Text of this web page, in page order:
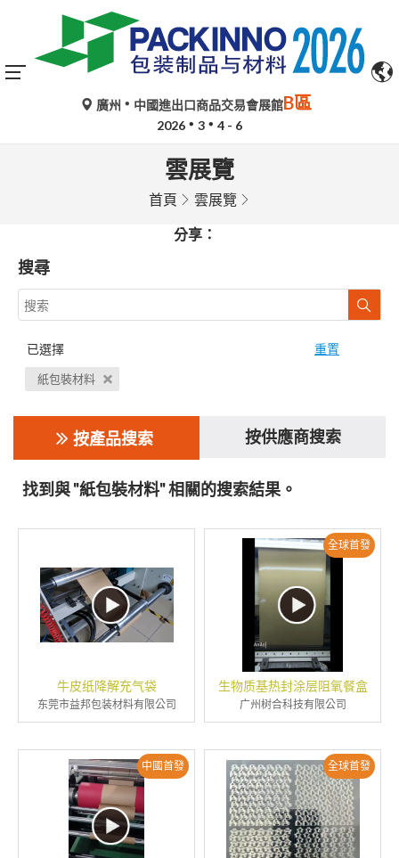
廣州 中國進出口商品交易會展館B區
2026 3 4 - 6
雲展覽
首頁 雲展覽
分享：
搜尋
已選擇 重置
紙包裝材料
按產品搜索 按供應商搜索
找到與 "紙包裝材料" 相關的搜索結果。
牛皮纸降解充气袋
东莞市益邦包装材料有限公司
全球首發
生物质基热封涂层阻氧餐盒
广州树合科技有限公司
中國首發 全球首發